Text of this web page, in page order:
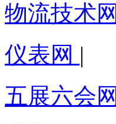
物流技术网
仪表网 |
五展六会网